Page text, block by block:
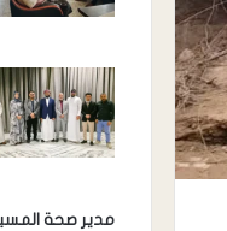
مدير صحة